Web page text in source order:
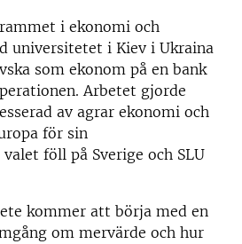
i ekonomi och
universitetet i Kiev i Ukraina
som ekonom på en bank
Arbetet gjorde
av agrar ekonomi och
för sin
föll på Sverige och SLU
kommer att börja med en
om mervärde och hur